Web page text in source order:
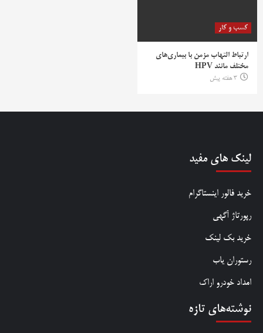
کسب و کار
ارتباط التهاب مزمن با بیماری‌های
مختلف مانند HPV
3 هفته پیش
لینک های مفید
خرید فالور اینستاگرام
رپورتاژ آگهی
خرید بک لینک
رستوران یاب
امداد خودرو اراک
نوشته‌های تازه